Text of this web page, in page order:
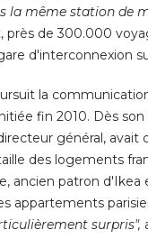
la même station de
près de 300.000
d'interconnexion
la
fin 2010. Dès son
général, avait
des logements
ancien patron d'Ikea
appartements
surpris",